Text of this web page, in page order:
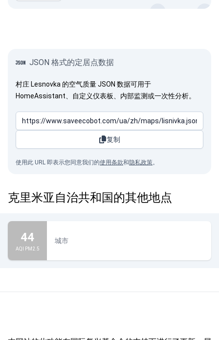
JSON 格式的定居点数据
村庄 Lesnovka 的空气质量 JSON 数据可用于
HomeAssistant、自定义仪表板、内部监测或一次性分析。
复制
使用此 URL 即表示您同意我们的使用条款和隐私政策。
克里米亚自治共和国的其他地点
44
AQI PM2.5
城市